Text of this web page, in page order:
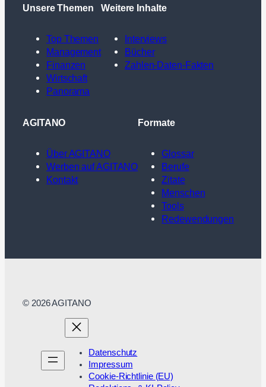
Unsere Themen
Top Themen
Management
Finanzen
Wirtschaft
Panorama
Weitere Inhalte
Interviews
Bücher
Zahlen-Daten-Fakten
AGITANO
Über AGITANO
Werben auf AGITANO
Kontakt
Formate
Glossar
Berufe
Zitate
Menschen
Tools
Redewendungen
© 2026 AGITANO
Datenschutz
Impressum
Cookie-Richtlinie (EU)